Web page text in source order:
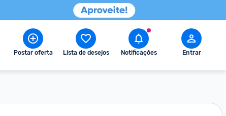
Postar oferta Lista de desejos Notificações Entrar